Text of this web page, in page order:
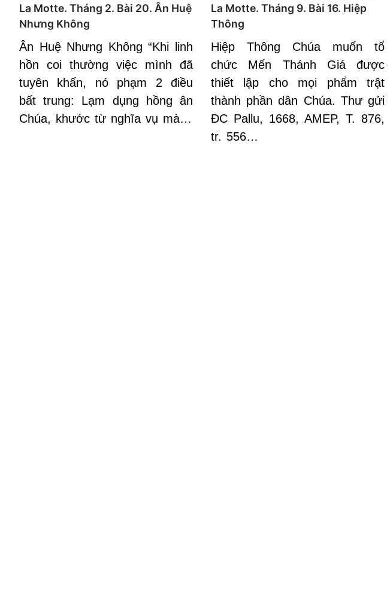
La Motte. Tháng 2. Bài 20. Ân Huệ
Nhưng Không
Ân Huệ Nhưng Không “Khi linh
hồn coi thường việc mình đã
tuyên khấn, nó phạm 2 điều
bất trung: Lạm dụng hồng ân
Chúa, khước từ nghĩa vụ mà…
La Motte. Tháng 9. Bài 16. Hiệp
Thông
Hiệp Thông Chúa muốn tổ
chức Mến Thánh Giá được
thiết lập cho mọi phẩm trật
thành phần dân Chúa. Thư gửi
ĐC Pallu, 1668, AMEP, T. 876,
tr. 556…